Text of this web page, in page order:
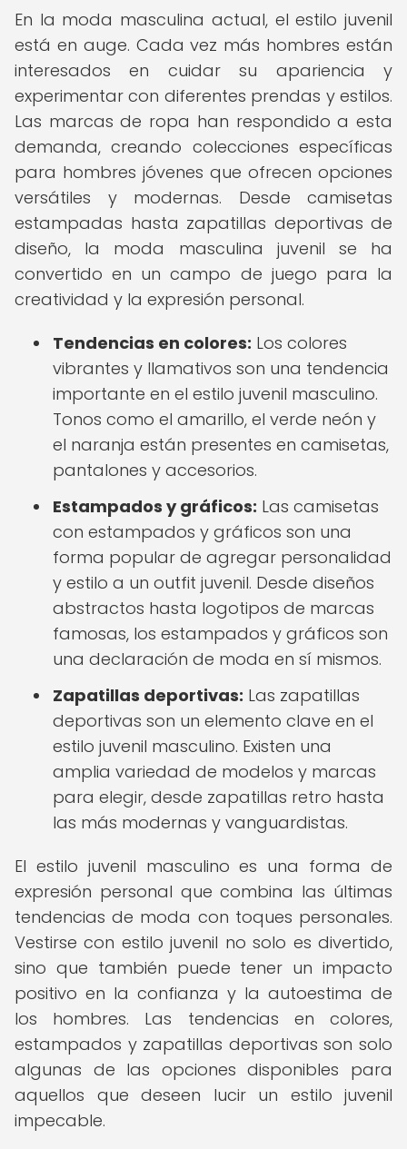
En la moda masculina actual, el estilo juvenil
está en auge. Cada vez más hombres están
interesados en cuidar su apariencia y
experimentar con diferentes prendas y estilos.
Las marcas de ropa han respondido a esta
demanda, creando colecciones específicas
para hombres jóvenes que ofrecen opciones
versátiles y modernas. Desde camisetas
estampadas hasta zapatillas deportivas de
diseño, la moda masculina juvenil se ha
convertido en un campo de juego para la
creatividad y la expresión personal.
Tendencias en colores: Los colores
vibrantes y llamativos son una tendencia
importante en el estilo juvenil masculino.
Tonos como el amarillo, el verde neón y
el naranja están presentes en camisetas,
pantalones y accesorios.
Estampados y gráficos: Las camisetas
con estampados y gráficos son una
forma popular de agregar personalidad
y estilo a un outfit juvenil. Desde diseños
abstractos hasta logotipos de marcas
famosas, los estampados y gráficos son
una declaración de moda en sí mismos.
Zapatillas deportivas: Las zapatillas
deportivas son un elemento clave en el
estilo juvenil masculino. Existen una
amplia variedad de modelos y marcas
para elegir, desde zapatillas retro hasta
las más modernas y vanguardistas.
El estilo juvenil masculino es una forma de
expresión personal que combina las últimas
tendencias de moda con toques personales.
Vestirse con estilo juvenil no solo es divertido,
sino que también puede tener un impacto
positivo en la confianza y la autoestima de
los hombres. Las tendencias en colores,
estampados y zapatillas deportivas son solo
algunas de las opciones disponibles para
aquellos que deseen lucir un estilo juvenil
impecable.